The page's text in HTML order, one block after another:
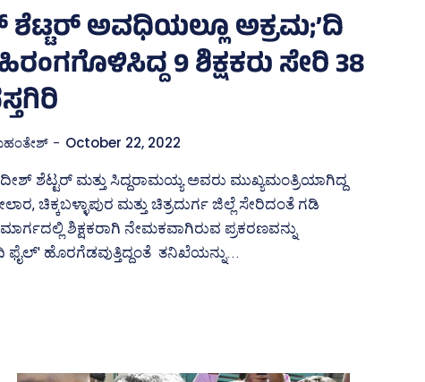
ಅವಧಿಯಲ್ಲೂ ಅಕ್ರಮ;’ದಿ
9 ಶಿಕ್ಷಕರು ಸೇರಿ 38
- October 22, 2022
ಶೆಟ್ಟರ್‌ ಮತ್ತು ಸಿದ್ದರಾಮಯ್ಯ ಅವರು ಮುಖ್ಯಮಂತ್ರಿಯಾಗಿದ್ದ
ಚಿಕ್ಕಬಳ್ಳಾಪುರ ಮತ್ತು ಚಿತ್ರದುರ್ಗ ಜಿಲ್ಲೆ ಸೇರಿದಂತೆ ಗಡಿ
ಶಿಕ್ಷಕರಾಗಿ ನೇಮಕವಾಗಿರುವ ಪ್ರಕರಣವನ್ನು
ಫೈಲ್‌' ಹೊರಗೆಡವುತ್ತಿದ್ದಂತೆ ತನಿಖೆಯನ್ನು...